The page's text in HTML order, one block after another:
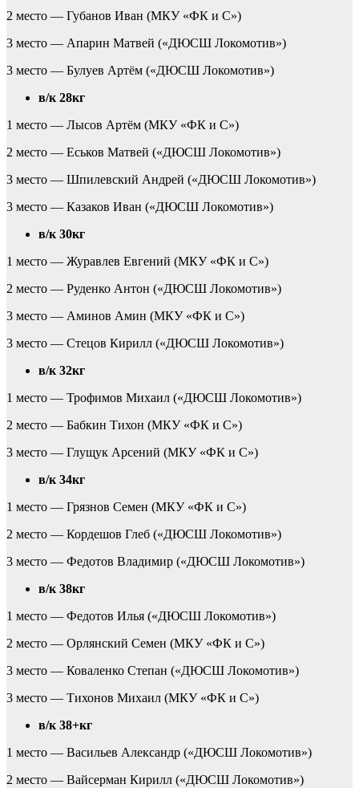
2 место — Губанов Иван (МКУ «ФК и С»)
3 место — Апарин Матвей («ДЮСШ Локомотив»)
3 место — Булуев Артём («ДЮСШ Локомотив»)
в/к 28кг
1 место — Лысов Артём (МКУ «ФК и С»)
2 место — Еськов Матвей («ДЮСШ Локомотив»)
3 место — Шпилевский Андрей («ДЮСШ Локомотив»)
3 место — Казаков Иван («ДЮСШ Локомотив»)
в/к 30кг
1 место — Журавлев Евгений (МКУ «ФК и С»)
2 место — Руденко Антон («ДЮСШ Локомотив»)
3 место — Аминов Амин (МКУ «ФК и С»)
3 место — Стецов Кирилл («ДЮСШ Локомотив»)
в/к 32кг
1 место — Трофимов Михаил («ДЮСШ Локомотив»)
2 место — Бабкин Тихон (МКУ «ФК и С»)
3 место — Глущук Арсений (МКУ «ФК и С»)
в/к 34кг
1 место — Грязнов Семен (МКУ «ФК и С»)
2 место — Кордешов Глеб («ДЮСШ Локомотив»)
3 место — Федотов Владимир («ДЮСШ Локомотив»)
в/к 38кг
1 место — Федотов Илья («ДЮСШ Локомотив»)
2 место — Орлянский Семен (МКУ «ФК и С»)
3 место — Коваленко Степан («ДЮСШ Локомотив»)
3 место — Тихонов Михаил (МКУ «ФК и С»)
в/к 38+кг
1 место — Васильев Александр («ДЮСШ Локомотив»)
2 место — Вайсерман Кирилл («ДЮСШ Локомотив»)